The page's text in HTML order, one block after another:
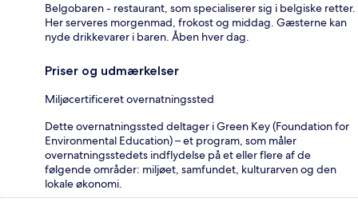
Belgobaren - restaurant, som specialiserer sig i belgiske retter.
Her serveres morgenmad, frokost og middag. Gæsterne kan
nyde drikkevarer i baren. Åben hver dag.
Priser og udmærkelser
Miljøcertificeret overnatningssted
Dette overnatningssted deltager i Green Key (Foundation for
Environmental Education) – et program, som måler
overnatningsstedets indflydelse på et eller flere af de
følgende områder: miljøet, samfundet, kulturarven og den
lokale økonomi.